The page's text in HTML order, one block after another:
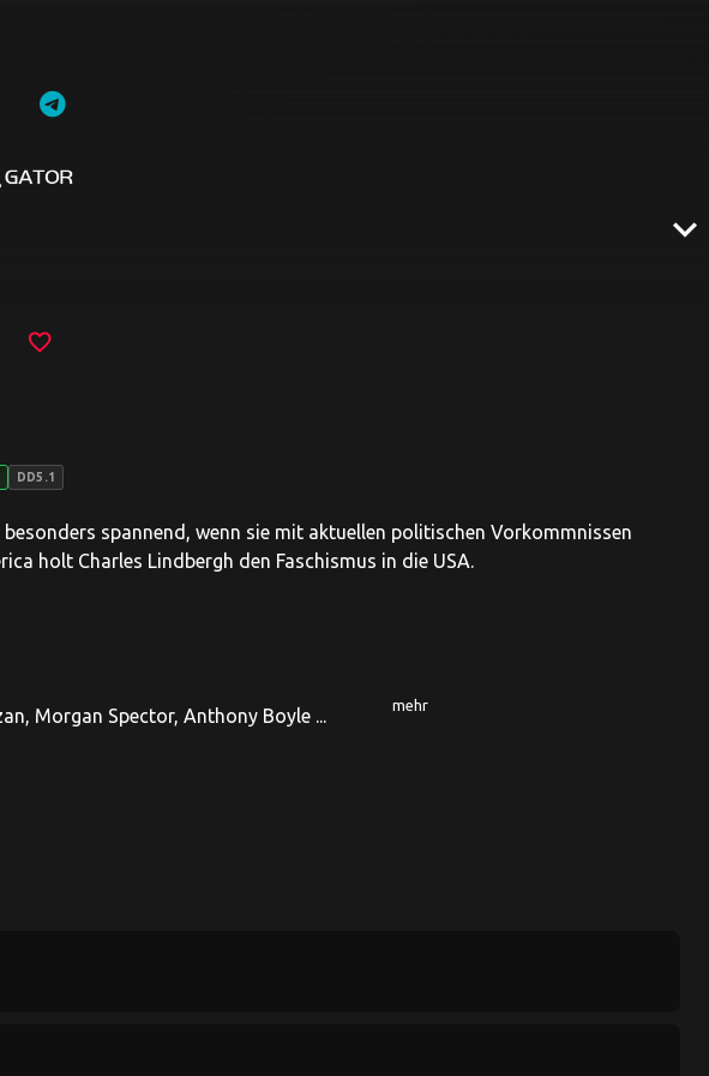
expand_more
favorite_border
DD5.1
spannend, wenn sie mit aktuellen politischen Vorkommnissen
holt Charles Lindbergh den Faschismus in die USA.
Morgan Spector, Anthony Boyle ...
mehr